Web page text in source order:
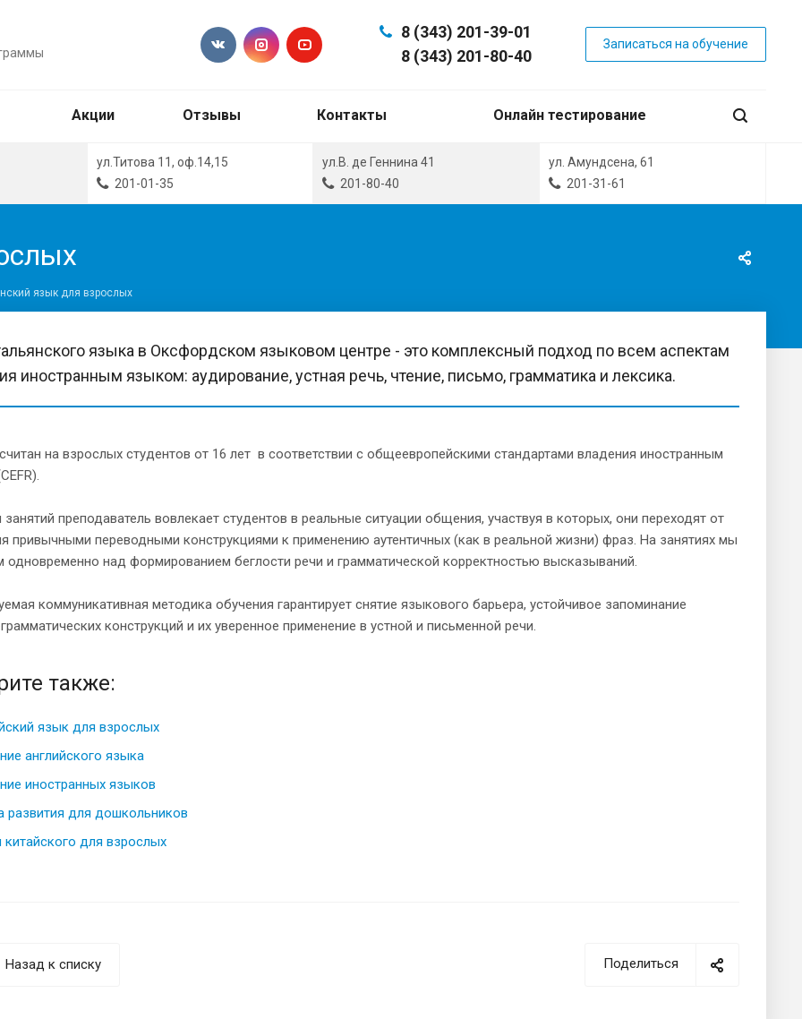
8 (343) 201-39-01
8 (343) 201-80-40
Записаться на обучение
Акции Отзывы Контакты Онлайн тестирование
ул.Титова 11, оф.14,15
201-01-35
ул.В. де Геннина 41
201-80-40
ул. Амундсена, 61
201-31-61
язык для взрослых
языка в Оксфордском языковом центре - это комплексный подход по всем аспектам
иностранным языком: аудирование, устная речь, чтение, письмо, грамматика и лексика.
на взрослых студентов от 16 лет в соответствии с общеевропейскими стандартами владения иностранным
преподаватель вовлекает студентов в реальные ситуации общения, участвуя в которых, они переходят от
привычными переводными конструкциями к применению аутентичных (как в реальной жизни) фраз. На занятиях мы
одновременно над формированием беглости речи и грамматической корректностью высказываний.
коммуникативная методика обучения гарантирует снятие языкового барьера, устойчивое запоминание
конструкций и их уверенное применение в устной и письменной речи.
также:
язык для взрослых
английского языка
иностранных языков
развития для дошкольников
китайского для взрослых
Поделиться
Назад к списку